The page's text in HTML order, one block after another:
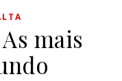
mais